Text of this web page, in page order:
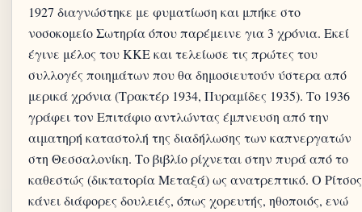
1927 διαγνώστηκε με φυματίωση και μπήκε στο
νοσοκομείο Σωτηρία όπου παρέμεινε για 3 χρόνια. Εκεί
έγινε μέλος του ΚΚΕ και τελείωσε τις πρώτες του
συλλογές ποιημάτων που θα δημοσιευτούν ύστερα από
μερικά χρόνια (Τρακτέρ 1934, Πυραμίδες 1935). Το 1936
γράφει τον Επιτάφιο αντλώντας έμπνευση από την
αιματηρή καταστολή της διαδήλωσης των καπνεργατών
στη Θεσσαλονίκη. Το βιβλίο ρίχνεται στην πυρά από το
καθεστώς (δικτατορία Μεταξά) ως ανατρεπτικό. Ο Ρίτσος
κάνει διάφορες δουλειές, όπως χορευτής, ηθοποιός, ενώ